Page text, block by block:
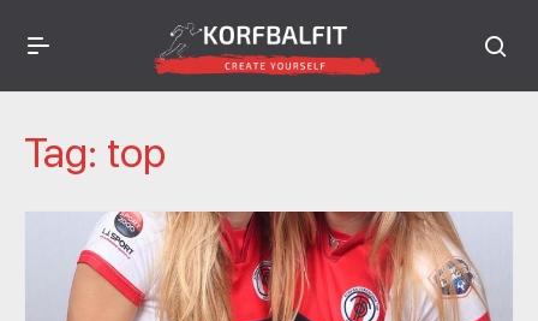
Tag: top